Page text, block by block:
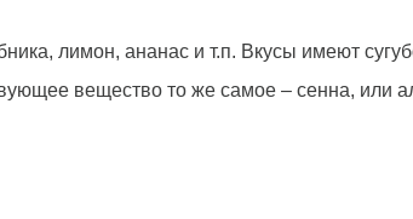
лимон, ананас и т.п. Вкусы имеют
вещество то же самое – сенна, или